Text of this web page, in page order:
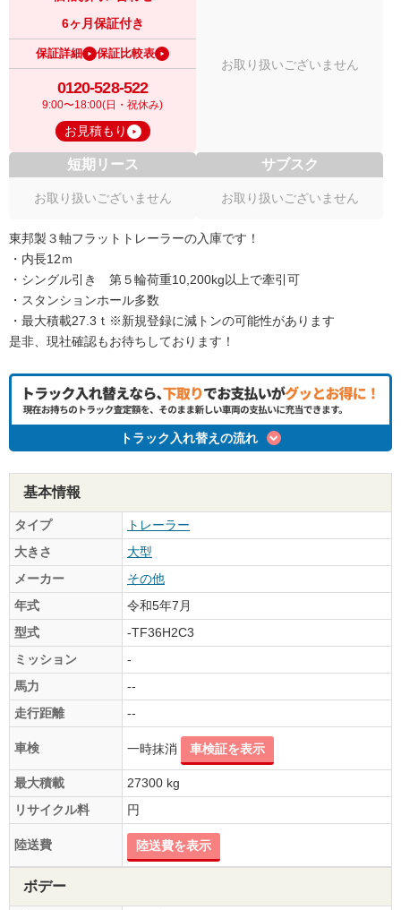
6ヶ月保証付き
保証詳細 保証比較表
0120-528-522
9:00〜18:00(日・祝休み)
お見積もり
お取り扱いございません
短期リース
お取り扱いございません
サブスク
お取り扱いございません
東邦製３軸フラットトレーラーの入庫です！
・内長12ｍ
・シングル引き 第５輪荷重10,200kg以上で牽引可
・スタンションホール多数
・最大積載27.3ｔ※新規登録に減トンの可能性があります
是非、現社確認もお待ちしております！
トラック入れ替えの流れ
基本情報
タイプ
トレーラー
大きさ
大型
メーカー
その他
年式
令和5年7月
型式
-TF36H2C3
ミッション
-
馬力
--
走行距離
--
車検 一時抹消 車検証を表示
最大積載
27300 kg
リサイクル料
円
陸送費 陸送費を表示
ボデー